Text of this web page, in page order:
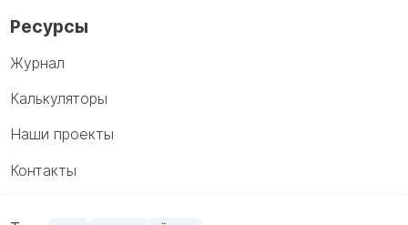
Ресурсы
Журнал
Калькуляторы
Наши проекты
Контакты